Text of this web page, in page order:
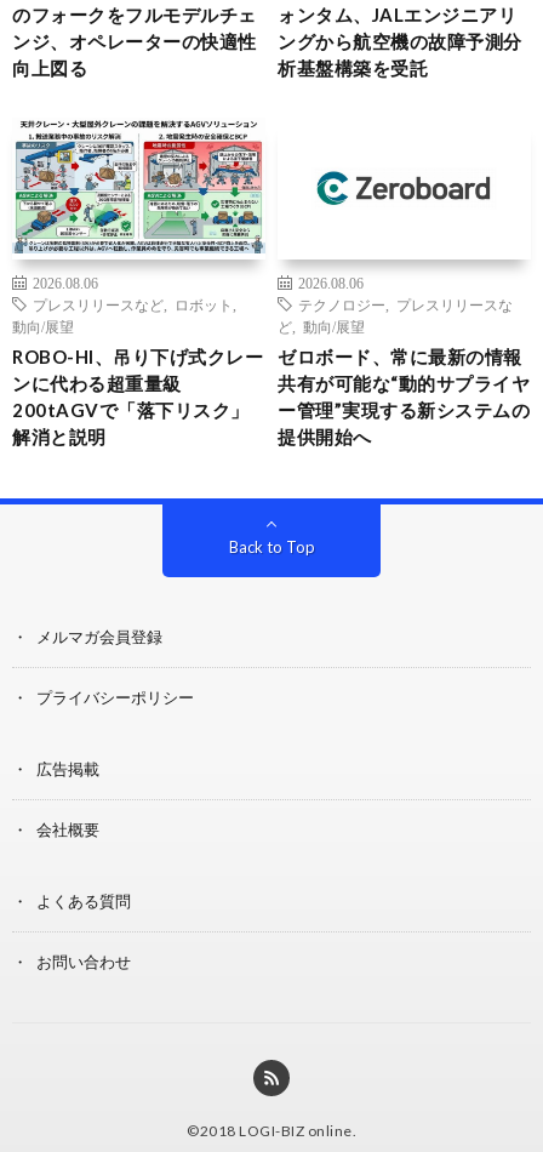
のフォークをフルモデルチェ
ンジ、オペレーターの快適性
向上図る
ォンタム、JALエンジニアリ
ングから航空機の故障予測分
析基盤構築を受託
2026.08.06
プレスリリースなど
ロボット
動向/展望
ROBO-HI、吊り下げ式クレー
ンに代わる超重量級
200tAGVで「落下リスク」
解消と説明
2026.08.06
テクノロジー
プレスリリースな
ど
動向/展望
ゼロボード、常に最新の情報
共有が可能な“動的サプライヤ
ー管理”実現する新システムの
提供開始へ
Back to Top
メルマガ会員登録
プライバシーポリシー
広告掲載
会社概要
よくある質問
お問い合わせ
©2018 LOGI-BIZ online.